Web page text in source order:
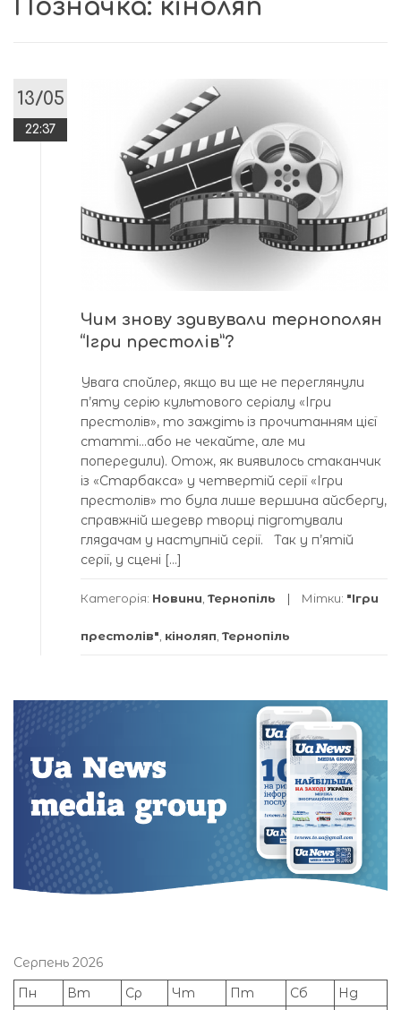
Позначка: кіноляп
13/05
22:37
Чим знову здивували тернополян
“Ігри престолів”?
Увага спойлер, якщо ви ще не переглянули
п’яту серію культового серіалу «Ігри
престолів», то заждіть із прочитанням цієї
статті…або не чекайте, але ми
попередили). Отож, як виявилось стаканчик
із «Старбакса» у четвертій серії «Ігри
престолів» то була лише вершина айсбергу,
справжній шедевр творці підготували
глядачам у наступній серії. Так у п’ятій
серії, у сцені […]
Категорія: Новини, Тернопіль Мітки: "Ігри
престолів", кіноляп, Тернопіль
Серпень 2026
Пн
Вт Ср Чт Пт Сб
Нд